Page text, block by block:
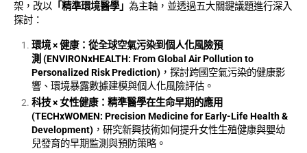
架，改以 「精準環境醫學」 為主軸，並透過五大關鍵議題進行深入
探討：
環境×健康：從全球空氣污染到個人化風險預
測 (ENVIRONxHEALTH: From Global Air Pollution to
Personalized Risk Prediction) ，探討跨國空氣污染的健康影
響、環境暴露數據建模與個人化風險評估。
科技×女性健康：精準醫學在生命早期的應用
(TECHxWOMEN: Precision Medicine for Early-Life Health &
Development) ，研究新興技術如何提升女性生殖健康與嬰幼
兒發育的早期監測與預防策略。